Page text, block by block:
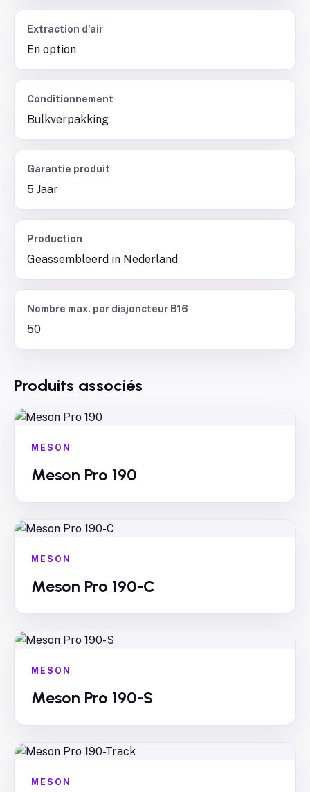
Extraction d'air
En option
Conditionnement
Bulkverpakking
Garantie produit
5 Jaar
Production
Geassembleerd in Nederland
Nombre max. par disjoncteur B16
50
Produits associés
MESON
Meson Pro 190
MESON
Meson Pro 190-C
MESON
Meson Pro 190-S
MESON